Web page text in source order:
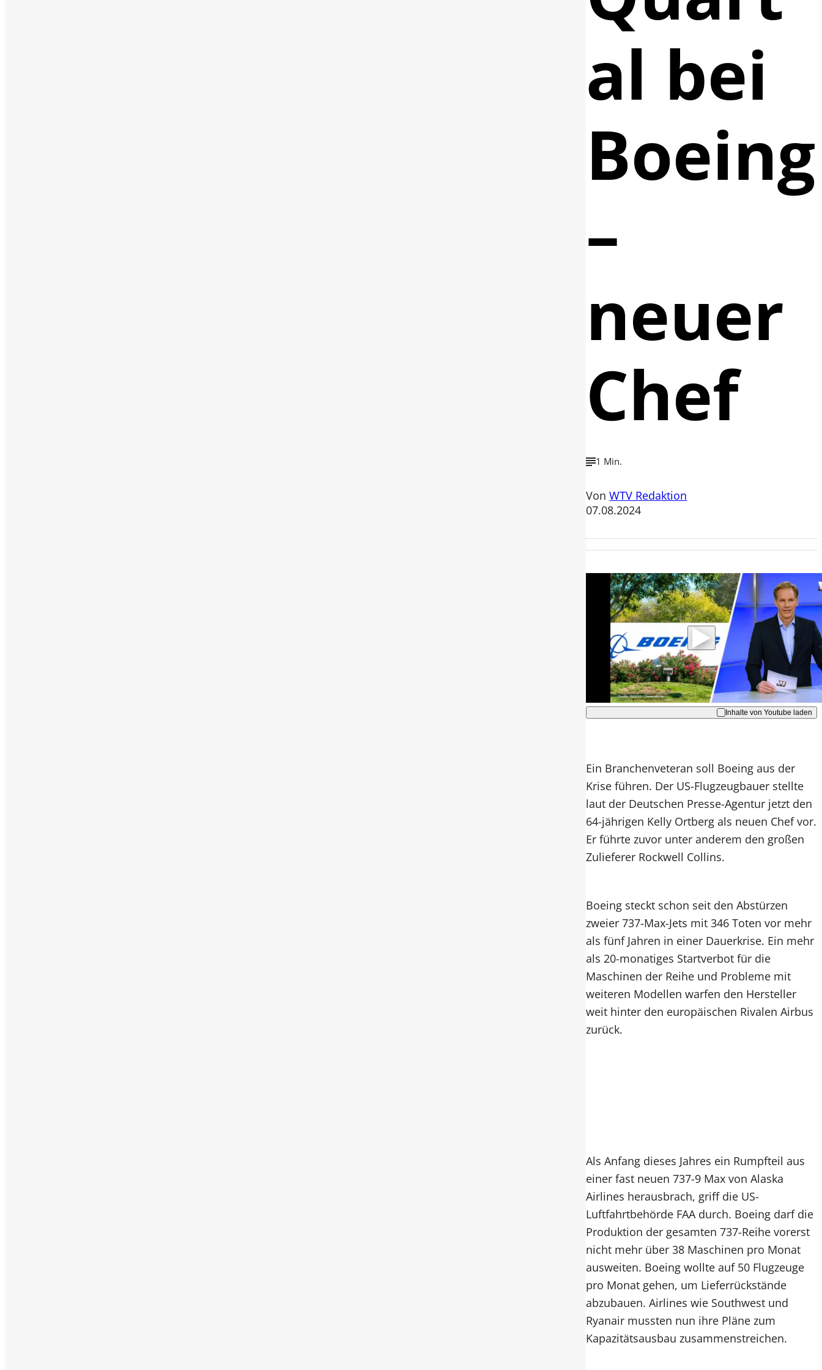
al bei
Boeing
–
neuer
Chef
1 Min.
VonWTV Redaktion
07.08.2024
Mit der Wiedergabe dieses Videos
werden Daten an Youtube übertragen.
Hinweise dazu erhalten Sie in der
Datenschutzerklärung.
Akzeptieren
Inhalte von Youtube laden
Ein Branchenveteran soll Boeing aus der
Krise führen. Der US-Flugzeugbauer stellte
laut der Deutschen Presse-Agentur jetzt den
64-jährigen Kelly Ortberg als neuen Chef vor.
Er führte zuvor unter anderem den großen
Zulieferer Rockwell Collins.
Boeing steckt schon seit den Abstürzen
zweier 737-Max-Jets mit 346 Toten vor mehr
als fünf Jahren in einer Dauerkrise. Ein mehr
als 20-monatiges Startverbot für die
Maschinen der Reihe und Probleme mit
weiteren Modellen warfen den Hersteller
weit hinter den europäischen Rivalen Airbus
zurück.
Als Anfang dieses Jahres ein Rumpfteil aus
einer fast neuen 737-9 Max von Alaska
Airlines herausbrach, griff die US-
Luftfahrtbehörde FAA durch. Boeing darf die
Produktion der gesamten 737-Reihe vorerst
nicht mehr über 38 Maschinen pro Monat
ausweiten. Boeing wollte auf 50 Flugzeuge
pro Monat gehen, um Lieferrückstände
abzubauen. Airlines wie Southwest und
Ryanair mussten nun ihre Pläne zum
Kapazitätsausbau zusammenstreichen.